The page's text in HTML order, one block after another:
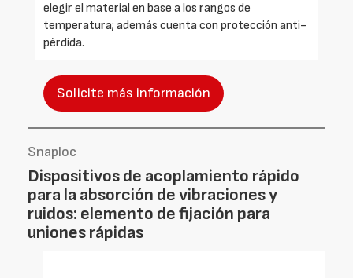
elegir el material en base a los rangos de
temperatura; además cuenta con protección anti-
pérdida.
Solicite más información
Snaploc
Dispositivos de acoplamiento rápido
para la absorción de vibraciones y
ruidos: elemento de fijación para
uniones rápidas